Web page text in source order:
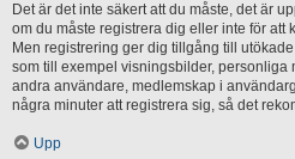
Det är det inte säkert att du måste, det är
om du måste registrera dig eller inte för att
Men registrering ger dig tillgång till
som till exempel visningsbilder, personliga
andra användare, medlemskap i
några minuter att registrera sig, så det
Upp